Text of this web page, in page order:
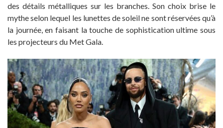
des détails métalliques sur les branches. Son choix brise le
mythe selon lequel les lunettes de soleil ne sont réservées qu’à
la journée, en faisant la touche de sophistication ultime sous
les projecteurs du Met Gala.